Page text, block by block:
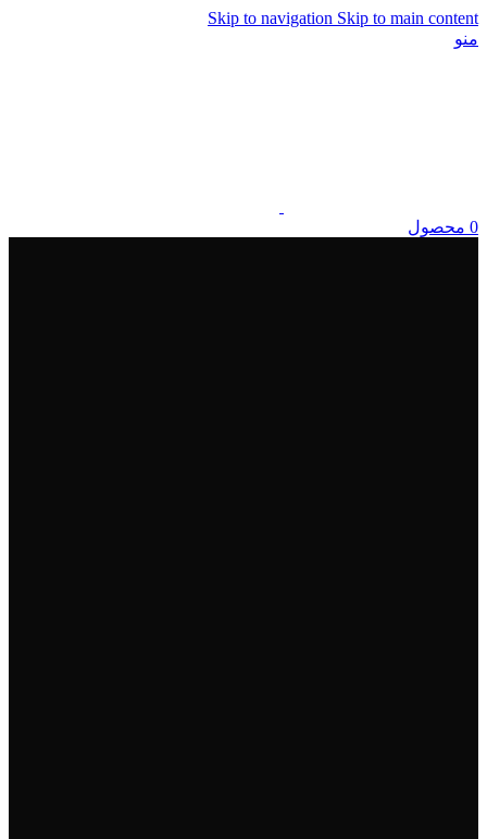
Skip to navigation Skip to main content
منو
0 محصول